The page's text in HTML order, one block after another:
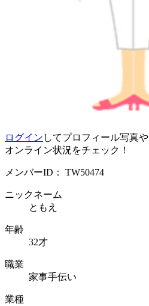
ログイン してプロフィール写真や
オンライン状況をチェック！
メンバーID： TW50474
ニックネーム
ともえ
年齢
32才
職業
家事手伝い
業種